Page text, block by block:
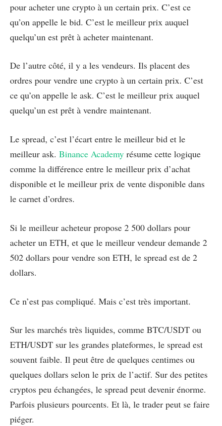
pour acheter une crypto à un certain prix. C’est ce
qu’on appelle le bid. C’est le meilleur prix auquel
quelqu’un est prêt à acheter maintenant.
De l’autre côté, il y a les vendeurs. Ils placent des
ordres pour vendre une crypto à un certain prix. C’est
ce qu’on appelle le ask. C’est le meilleur prix auquel
quelqu’un est prêt à vendre maintenant.
Le spread, c’est l’écart entre le meilleur bid et le
meilleur ask. Binance Academy résume cette logique
comme la différence entre le meilleur prix d’achat
disponible et le meilleur prix de vente disponible dans
le carnet d’ordres.
Si le meilleur acheteur propose 2 500 dollars pour
acheter un ETH, et que le meilleur vendeur demande 2
502 dollars pour vendre son ETH, le spread est de 2
dollars.
Ce n’est pas compliqué. Mais c’est très important.
Sur les marchés très liquides, comme BTC/USDT ou
ETH/USDT sur les grandes plateformes, le spread est
souvent faible. Il peut être de quelques centimes ou
quelques dollars selon le prix de l’actif. Sur des petites
cryptos peu échangées, le spread peut devenir énorme.
Parfois plusieurs pourcents. Et là, le trader peut se faire
piéger.